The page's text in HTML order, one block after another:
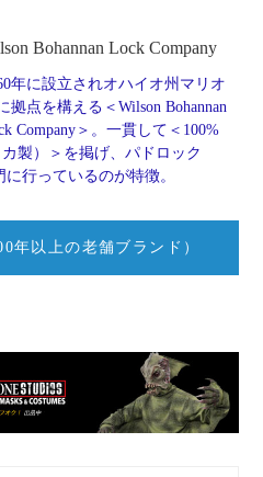
Bohannan Lock Company
年に設立されオハイオ州マリオ
拠点を構える＜Wilson Bohannan
Company＞。一貫して＜100%
カ製）＞を掲げ、パドロック
に行っているのが特徴。
年以上の老舗ブランド）